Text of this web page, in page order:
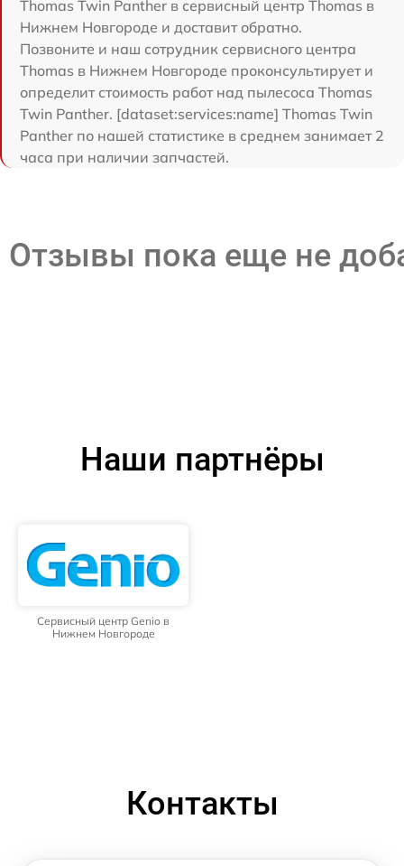
Thomas Twin Panther в сервисный центр Thomas в
Нижнем Новгороде и доставит обратно.
Позвоните и наш сотрудник сервисного центра
Thomas в Нижнем Новгороде проконсультирует и
определит стоимость работ над пылесоса Thomas
Twin Panther. [dataset:services:name] Thomas Twin
Panther по нашей статистике в среднем занимает 2
часа при наличии запчастей.
Отзывы пока еще не
Наши партнёры
Сервисный центр Genio в
Нижнем Новгороде
Контакты